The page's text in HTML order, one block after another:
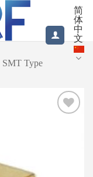
简
体
中
文
SMT Type